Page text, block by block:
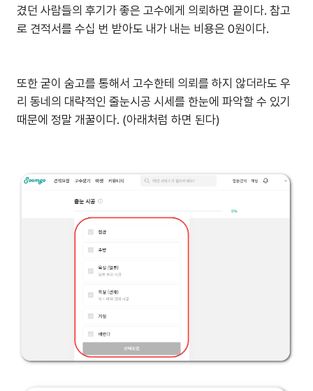
겼던 사람들의 후기가 좋은 고수에게 의뢰하면 끝이다. 참고
로 견적서를 수십 번 받아도 내가 내는 비용은 0원이다.
또한 굳이 숨고를 통해서 고수한테 의뢰를 하지 않더라도 우
리 동네의 대략적인 줄눈시공 시세를 한눈에 파악할 수 있기
때문에 정말 개꿀이다. (아래처럼 하면 된다)